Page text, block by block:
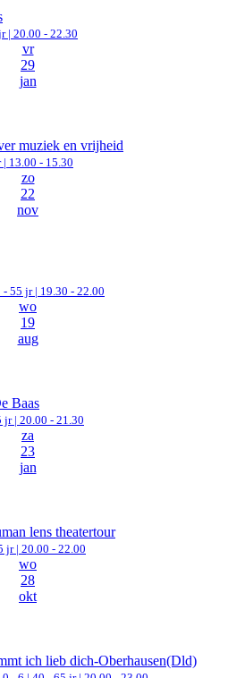
| 20.00 - 22.30
vr
29
jan
muziek en vrijheid
| 13.00 - 15.30
zo
22
nov
- 55 jr | 19.30 - 22.00
wo
19
aug
Baas
jr | 20.00 - 21.30
za
23
jan
lens theatertour
jr | 20.00 - 22.00
wo
28
okt
ich lieb dich-Oberhausen(Dld)